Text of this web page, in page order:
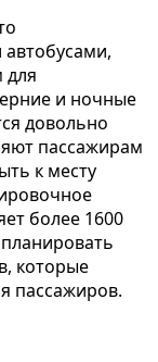
и ночные
довольно
пассажирам
к месту
более 1600
которые
пассажиров.